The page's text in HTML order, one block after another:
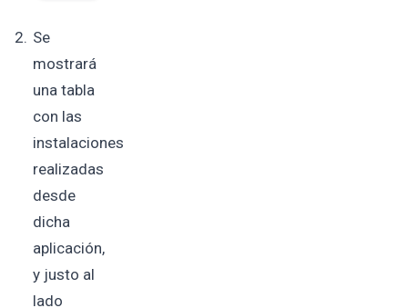
Se
mostrará
una tabla
con las
instalaciones
realizadas
desde
dicha
aplicación,
y justo al
lado